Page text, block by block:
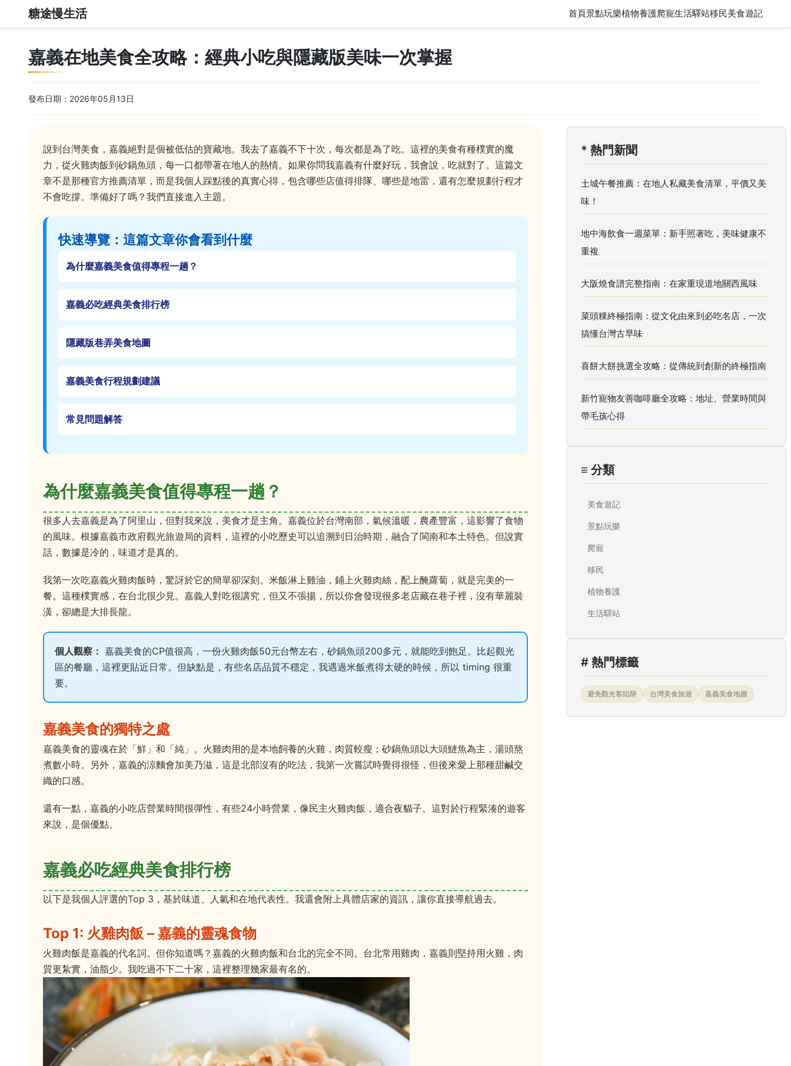
糖途慢生活 首頁景點玩樂植物養護爬寵生活驛站移民美食遊記
嘉義在地美食全攻略：經典小吃與隱藏版美味一次掌握
發布日期：2026年05月13日
說到台灣美食，嘉義絕對是個被低估的寶藏地。我去了嘉義不下十次，每次都是為了吃。這裡的美食有種樸實的魔
力，從火雞肉飯到砂鍋魚頭，每一口都帶著在地人的熱情。如果你問我嘉義有什麼好玩，我會說，吃就對了。這篇文
章不是那種官方推薦清單，而是我個人踩點後的真實心得，包含哪些店值得排隊、哪些是地雷，還有怎麼規劃行程才
不會吃撐。準備好了嗎？我們直接進入主題。
快速導覽：這篇文章你會看到什麼
為什麼嘉義美食值得專程一趟？
嘉義必吃經典美食排行榜
隱藏版巷弄美食地圖
嘉義美食行程規劃建議
常見問題解答
為什麼嘉義美食值得專程一趟？
很多人去嘉義是為了阿里山，但對我來說，美食才是主角。嘉義位於台灣南部，氣候溫暖，農產豐富，這影響了食物
的風味。根據嘉義市政府觀光旅遊局的資料，這裡的小吃歷史可以追溯到日治時期，融合了閩南和本土特色。但說實
話，數據是冷的，味道才是真的。
我第一次吃嘉義火雞肉飯時，驚訝於它的簡單卻深刻。米飯淋上雞油，鋪上火雞肉絲，配上醃蘿蔔，就是完美的一
餐。這種樸實感，在台北很少見。嘉義人對吃很講究，但又不張揚，所以你會發現很多老店藏在巷子裡，沒有華麗裝
潢，卻總是大排長龍。
個人觀察： 嘉義美食的CP值很高，一份火雞肉飯50元台幣左右，砂鍋魚頭200多元，就能吃到飽足。比起觀光
區的餐廳，這裡更貼近日常。但缺點是，有些名店品質不穩定，我遇過米飯煮得太硬的時候，所以 timing 很重
要。
嘉義美食的獨特之處
嘉義美食的靈魂在於「鮮」和「純」。火雞肉用的是本地飼養的火雞，肉質較瘦；砂鍋魚頭以大頭鰱魚為主，湯頭熬
煮數小時。另外，嘉義的涼麵會加美乃滋，這是北部沒有的吃法，我第一次嘗試時覺得很怪，但後來愛上那種甜鹹交
織的口感。
還有一點，嘉義的小吃店營業時間很彈性，有些24小時營業，像民主火雞肉飯，適合夜貓子。這對於行程緊湊的遊客
來說，是個優點。
嘉義必吃經典美食排行榜
以下是我個人評選的Top 3，基於味道、人氣和在地代表性。我還會附上具體店家的資訊，讓你直接導航過去。
Top 1: 火雞肉飯 – 嘉義的靈魂食物
火雞肉飯是嘉義的代名詞。但你知道嗎？嘉義的火雞肉飯和台北的完全不同。台北常用雞肉，嘉義則堅持用火雞，肉
質更紮實，油脂少。我吃過不下二十家，這裡整理幾家最有名的。
* 熱門新聞
土城午餐推薦：在地人私藏美食清單，平價又美
味！
地中海飲食一週菜單：新手照著吃，美味健康不
重複
大阪燒食譜完整指南：在家重現道地關西風味
菜頭粿終極指南：從文化由來到必吃名店，一次
搞懂台灣古早味
喜餅大餅挑選全攻略：從傳統到創新的終極指南
新竹寵物友善咖啡廳全攻略：地址、營業時間與
帶毛孩心得
≡ 分類
美食遊記
景點玩樂
爬寵
移民
植物養護
生活驛站
# 熱門標籤
避免觀光客陷阱 台灣美食旅遊 嘉義美食地圖